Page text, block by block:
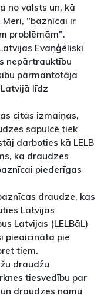
no valsts un, kā
"baznīcai ir
problēmām".
Evaņģēliski
nepārtrauktību
pārmantotāja
līdz
citas izmaiņas,
sapulcē tiek
darboties kā LELB
ka draudzes
piederīgas
draudze, kas
Latvijas
Latvijas (LELBāL)
pieaicināta pie
tiem.
draudžu
tiesvedību par
draudzes namu